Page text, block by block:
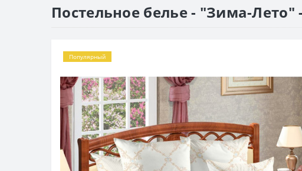
Постельное белье - "Зима-Лето"
Популярный